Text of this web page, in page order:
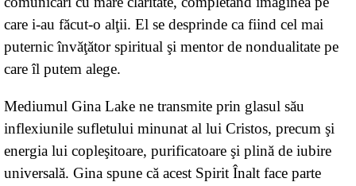
care i-au făcut-o alţii. El se desprinde ca fiind cel mai
puternic învăţător spiritual şi mentor de nondualitate pe
care îl putem alege.
Mediumul Gina Lake ne transmite prin glasul său
inflexiunile sufletului minunat al lui Cristos, precum şi
energia lui copleşitoare, purificatoare şi plină de iubire
universală. Gina spune că acest Spirit Înalt face parte